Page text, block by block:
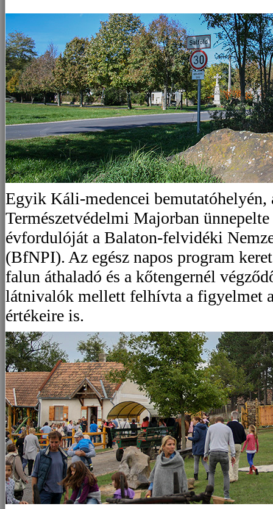
Egyik Káli-medencei bemutatóhelyén,
Természetvédelmi Majorban
évfordulóját a Balaton-felvidéki
(BfNPI). Az egész napos program
falun áthaladó és a kőtengernél
látnivalók mellett felhívta a figyelmet
értékeire is.